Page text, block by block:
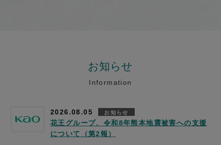
お知らせ
Information
2026.08.05 お知らせ
花王グループ、令和8年熊本地震被害への支援
について（第2報）